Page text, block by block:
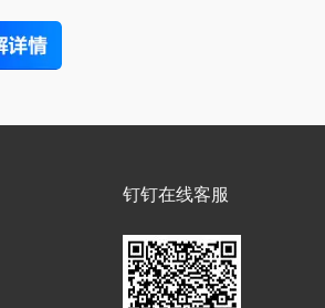
钉钉在线客服